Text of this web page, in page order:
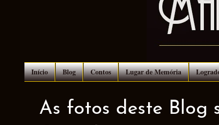
Início Blog Contos Lugar de Memória
As fotos deste Blog